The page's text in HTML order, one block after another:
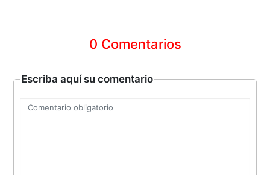
0 Comentarios
Escriba aquí su comentario